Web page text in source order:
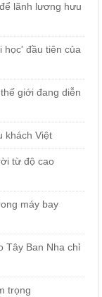
lãnh lương hưu
học' đầu tiên của
giới đang diễn
khách Việt
từ độ cao
máy bay
Tây Ban Nha chỉ
trọng